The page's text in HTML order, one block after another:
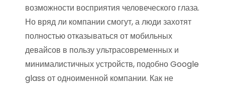
возможности восприятия человеческого глаза.
Но вряд ли компании смогут, а люди захотят
полностью отказываться от мобильных
девайсов в пользу ультрасовременных и
минималистичных устройств, подобно Google
glass от одноименной компании. Как не